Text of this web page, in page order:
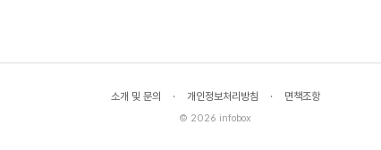
소개 및 문의 · 개인정보처리방침 · 면책조항
© 2026 infobox